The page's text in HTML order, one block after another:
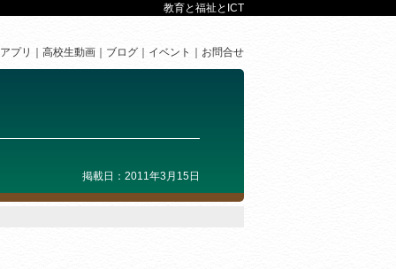
教育と福祉とICT
プリ 高校生動画 ブログ イベント お問合せ
掲載日：2011年3月15日